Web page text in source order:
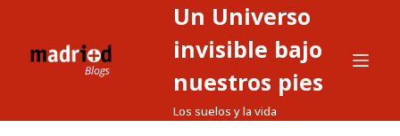
Un Universo
invisible bajo
nuestros pies
Los suelos y la vida